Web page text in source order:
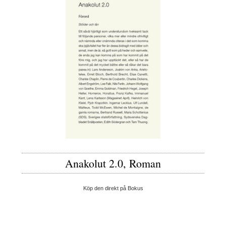
Anakolut 2.0, Roman
Köp den direkt på Bokus